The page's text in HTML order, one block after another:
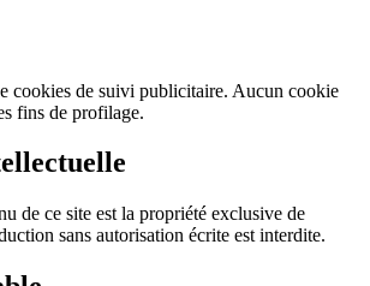
cookies de suivi publicitaire. Aucun cookie
fins de profilage.
de ce site est la propriété exclusive de
sans autorisation écrite est interdite.